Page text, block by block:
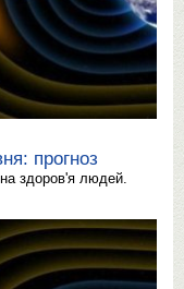
прогноз
на здоров'я людей.